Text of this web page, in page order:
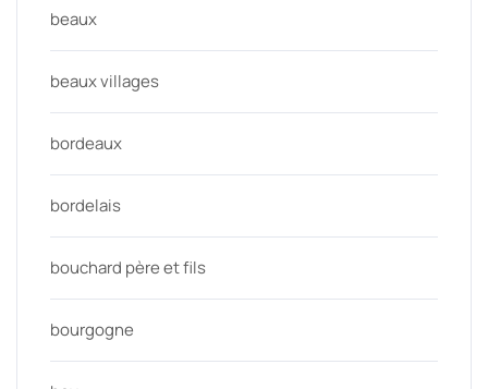
beaux
beaux villages
bordeaux
bordelais
bouchard père et fils
bourgogne